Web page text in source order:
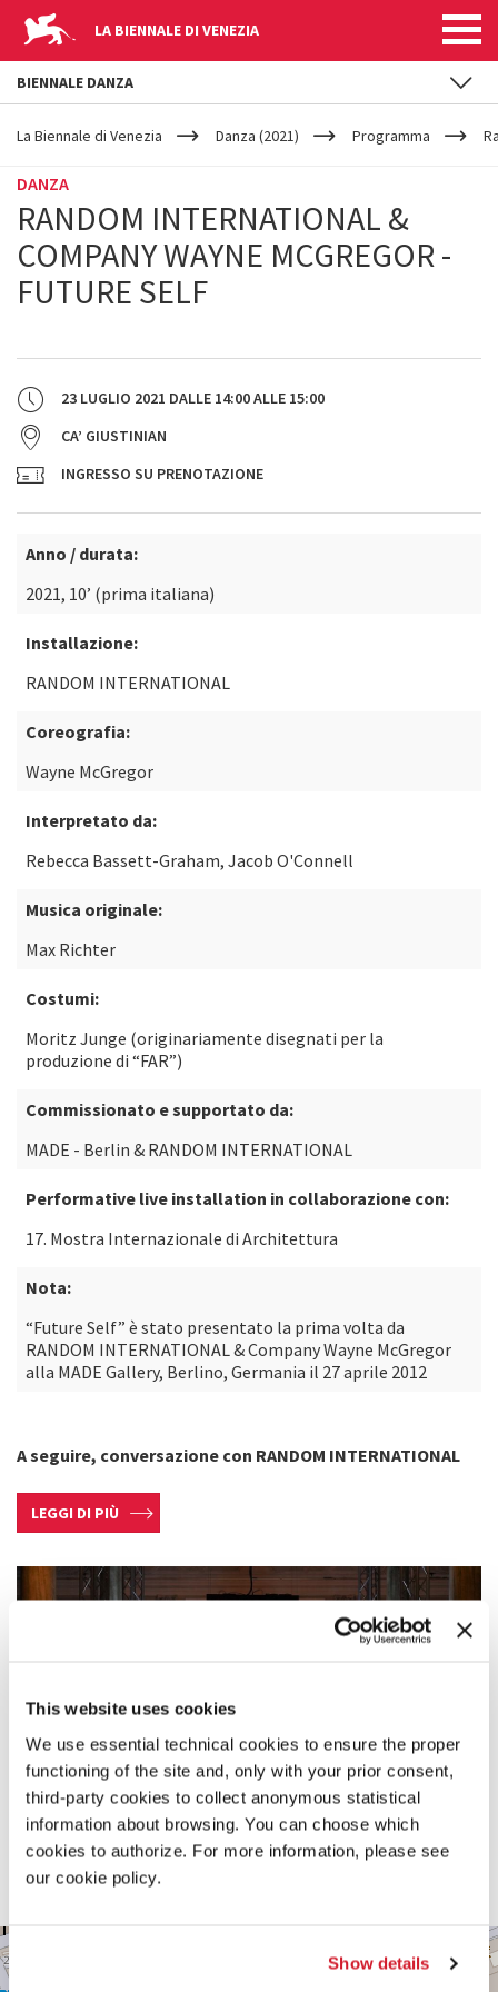
This website uses cookies
We use essential technical cookies to ensure the proper
functioning of the site and, only with your prior consent,
third-party cookies to collect anonymous statistical
information about browsing. You can choose which
cookies to authorize. For more information, please see
our cookie policy.
Show details
LA BIENNALE DI VENEZIA
YOUR
ARE
La Biennale di Venezia Danza (2021) Programma
DANZA
RANDOM INTERNATIONAL &
COMPANY WAYNE MCGREGOR -
FUTURE SELF
23 LUGLIO 2021 DALLE 14:00ALLE 15:00
CA’ GIUSTINIAN
INGRESSO SU PRENOTAZIONE
Anno / durata:
2021, 10’ (prima italiana)
Installazione:
RANDOM INTERNATIONAL
Coreografia:
Wayne McGregor
Interpretato da:
Rebecca Bassett-Graham, Jacob O'Connell
Musica originale:
Max Richter
Costumi:
Moritz Junge (originariamente disegnati per la
produzione di “FAR”)
Commissionato e supportato da:
MADE - Berlin & RANDOM INTERNATIONAL
Performative live installation in collaborazione con:
17. Mostra Internazionale di Architettura
Nota:
“Future Self” è stato presentato la prima volta da
RANDOM INTERNATIONAL & Company Wayne McGregor
alla MADE Gallery, Berlino, Germania il 27 aprile 2012
A seguire, conversazione con RANDOM INTERNATIONAL
LEGGI DI PIÙ
CA’
GIUSTINIAN
BIENNALE DANZA